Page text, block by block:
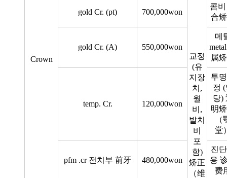
Crown
교정
(유
지장
치,
월
비,
발치
비
포
함)
矫正
（维
gold Cr. (pt) 700,000won
콤
合
gold Cr. (A) 550,000won
메
属
temp. Cr. 120,000won
투
정
당)
明
（
堂
pfm .cr 전치부 前牙 480,000won
진
용
费